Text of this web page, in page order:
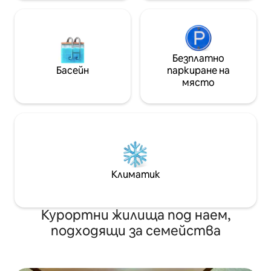
Басейн
Безплатно
паркиране на
място
Климатик
Курортни жилища под наем,
подходящи за семейства